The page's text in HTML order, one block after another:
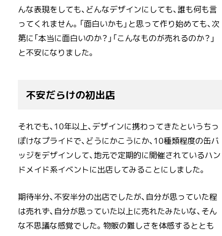
んな表現をしても、どんなデザインにしても、誰も何も言
ってくれません。「面白いかも」と思って作り始めても、次
第に「本当に面白いのか？」「こんなものが売れるのか？」
と不安になりました。
不安だらけの初出店
それでも、10年以上、デザインに携わってきたというちっ
ぽけなプライドで、どうにかこうにか、10種類程度の缶バ
ッジをデザインして、地元で定期的に開催されているハン
ドメイド系イベントに出店してみることにしました。
期待半分、不安半分の出店でしたが、自分が思っていた程
は売れず、自分が思っていた以上に売れたみたいな、そん
な不思議な感覚でした。物販の難しさを体感するととも